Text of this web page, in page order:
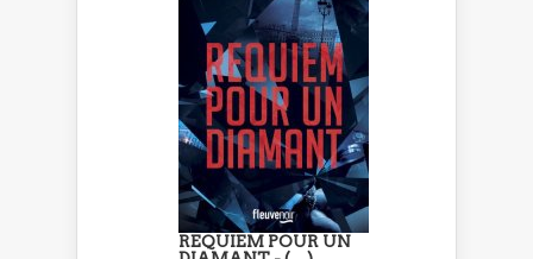
REQUIEM POUR UN